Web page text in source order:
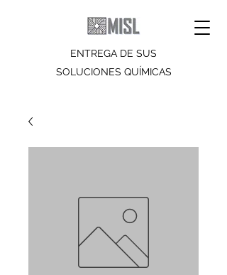
ENTREGA DE SUS
SOLUCIONES QUÍMICAS